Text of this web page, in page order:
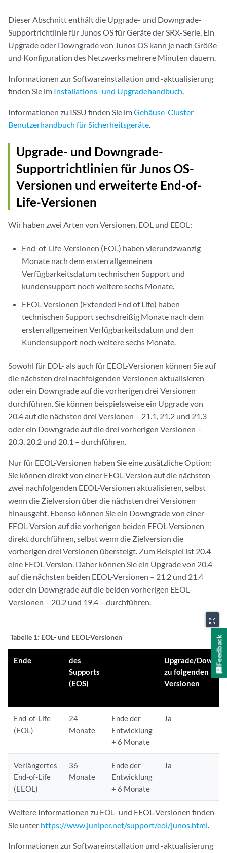
Dieser Abschnitt enthält die Upgrade- und Downgrade-
Supportrichtlinie für Junos OS für Geräte der SRX-Serie. Ein
Upgrade oder Downgrade von Junos OS kann je nach Größe
und Konfiguration des Netzwerks mehrere Minuten dauern.
Informationen zur Softwareinstallation und -aktualisierung
finden Sie im Installations- und Upgradehandbuch.
Informationen zu ISSU finden Sie imGehäuse-Cluster-
Benutzerhandbuch für Sicherheitsgeräte.
Upgrade- und Downgrade-
Supportrichtlinien für Junos OS-
Versionen und erweiterte End-of-
Life-Versionen
Wir haben zwei Arten von Versionen, EOL und EEOL:
End-of-Life-Versionen (EOL) haben vierundzwanzig
Monate nach dem ersten allgemeinen
Verfügbarkeitsdatum technischen Support und
kundensupport noch weitere sechs Monate.
EEOL-Versionen (Extended End of Life) haben
technischen Support sechsdreißig Monate nach dem
ersten allgemeinen Verfügbarkeitsdatum und den
Kundensupport noch weitere sechs Monate.
Sowohl für EOL- als auch für EEOL-Versionen können Sie auf
die nächsten drei nachfolgenden Versionen aktualisieren
oder ein Downgrade auf die vorherigen drei Versionen
durchführen. Sie können beispielsweise ein Upgrade von
20.4 auf die nächsten drei Versionen – 21.1, 21.2 und 21.3
oder ein Downgrade auf die drei vorherigen Versionen –
20.3, 20.2 und 20.1 – durchführen.
Nur für EEOL-Versionen haben Sie eine zusätzliche Option:
Sie können direkt von einer EEOL-Version auf die nächsten
zwei nachfolgenden EEOL-Versionen aktualisieren, selbst
wenn die Zielversion über die nächsten drei Versionen
hinausgeht. Ebenso können Sie ein Downgrade von einer
EEOL-Version auf die vorherigen beiden EEOL-Versionen
direkt durchführen, selbst wenn die Zielversion die
vorherigen drei Versionen übersteigt. Zum Beispiel ist 20.4
eine EEOL-Version. Daher können Sie ein Upgrade von 20.4
auf die nächsten beiden EEOL-Versionen – 21.2 und 21.4
oder ein Downgrade auf die beiden vorherigen EEOL-
Versionen – 20.2 und 19.4 – durchführen.
zoom_out_map
Tabelle 1: EOL- und EEOL-Versionen
Ende
des
Supports
(EOS)
Upgrade/
zu folgenden 3
Versionen
End-of-Life
(EOL)
24
Monate
Ende der
Entwicklung
+ 6 Monate
Ja
Verlängertes
End-of-Life
(EEOL)
36
Monate
Ende der
Entwicklung
+ 6 Monate
Ja
Weitere Informationen zu EOL- und EEOL-Versionen finden
Sie unter https://www.juniper.net/support/eol/junos.html.
Informationen zur Softwareinstallation und -aktualisierung
Feedback